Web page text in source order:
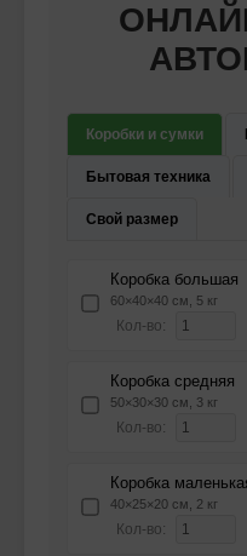
Коробки и сумки
Бытовая техника
Свой размер
Коробка большая
60×40×40 см, 5 кг
Кол-во:
Коробка средняя
50×30×30 см, 3 кг
Кол-во:
Коробка
40×25×20 см, 2 кг
Кол-во: